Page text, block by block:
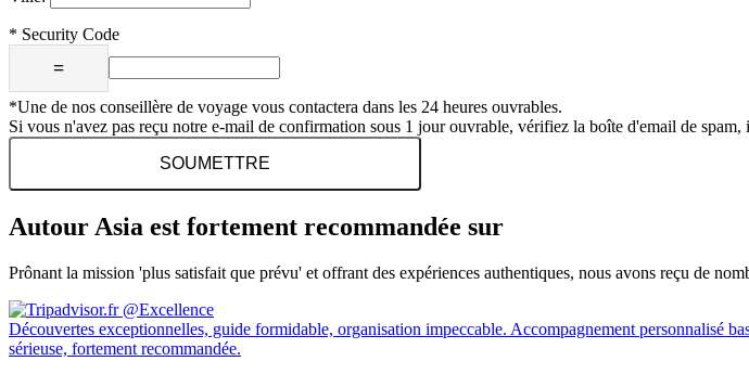
* Security Code
=
*Une de nos conseillère de voyage vous contactera dans les 24 heures ouvrables.
Si vous n'avez pas reçu notre e-mail de confirmation sous 1 jour ouvrable, vérifiez la boîte d'email de spam,
SOUMETTRE
Autour Asia est fortement recommandée sur
Prônant la mission 'plus satisfait que prévu' et offrant des expériences authentiques, nous avons reçu de
Découvertes exceptionnelles, guide formidable, organisation impeccable. Accompagnement personnalisé
sérieuse, fortement recommandée.